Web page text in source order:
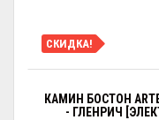
СКИДКА!
КАМИН БОСТОН
- ГЛЕНРИЧ